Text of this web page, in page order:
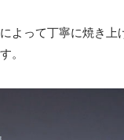
よって丁寧に焼き上
。